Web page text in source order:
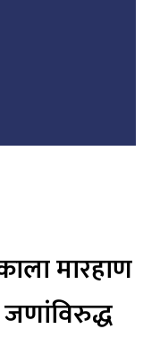
मारहाण